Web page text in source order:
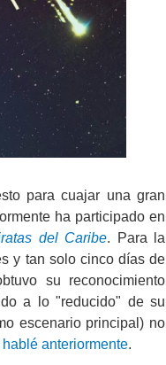
para cuajar una gran
ha participado en
del Caribe. Para la
y tan solo cinco días de
su reconocimiento
a lo "reducido" de su
escenario principal) no
hablé anteriormente.